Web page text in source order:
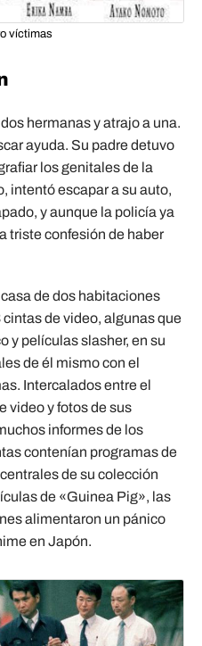
víctimas
hermanas y atrajo a una.
ayuda. Su padre detuvo
los genitales de la
intentó escapar a su auto,
y aunque la policía ya
triste confesión de haber
de dos habitaciones
de video, algunas que
y películas slasher, en su
de él mismo con el
Intercalados entre el
video y fotos de sus
informes de los
contenían programas de
de su colección
de «Guinea Pig», las
alimentaron un pánico
en Japón.